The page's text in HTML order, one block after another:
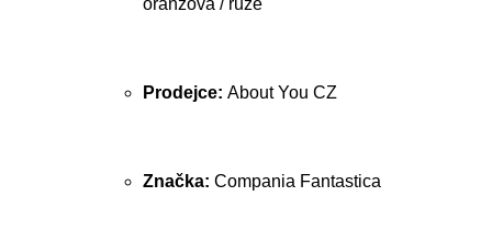
oranžová / růže
Prodejce: About You CZ
Značka: Compania Fantastica